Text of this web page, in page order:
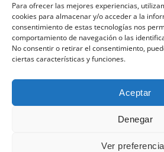
Para ofrecer las mejores experiencias,
cookies para almacenar y/o acceder a la
consentimiento de estas tecnologías nos
comportamiento de navegación o las
No consentir o retirar el consentimiento,
ciertas características y funciones.
Aceptar
Denegar
Ver
2023 Todos los derechos